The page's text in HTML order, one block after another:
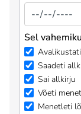
Sel
Avalikustati
Saadeti
Sai allkirju
Võeti
Menetleti